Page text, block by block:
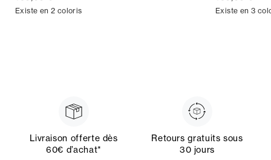
Existe en 2 coloris Existe en 3
Livraison offerte dès
60€ d’achat*
Retours gratuits sous
30 jours